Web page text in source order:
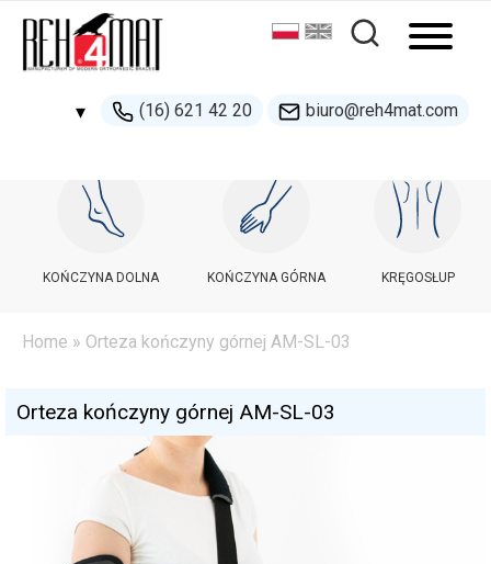
▾ (16) 621 42 20 biuro@reh4mat.com
500 132 274
handel@reh4mat.com
KOŃCZYNA DOLNA KOŃCZYNA GÓRNA KRĘGOSŁUP
Home » Orteza kończyny górnej AM-SL-03
Orteza kończyny górnej AM-SL-03